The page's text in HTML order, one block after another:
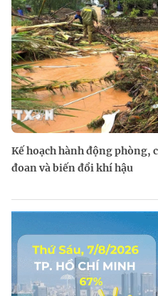
Kế hoạch hành động phòng,
đoan và biến đổi khí hậu